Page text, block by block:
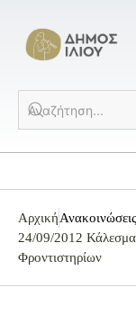
ΑρχικήΑνακοινώσεις
24/09/2012
Φροντιστηρίων